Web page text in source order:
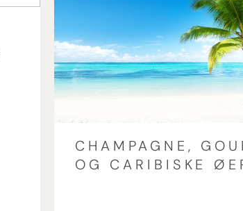
CHAMPAGNE,
OG CARIBISKE